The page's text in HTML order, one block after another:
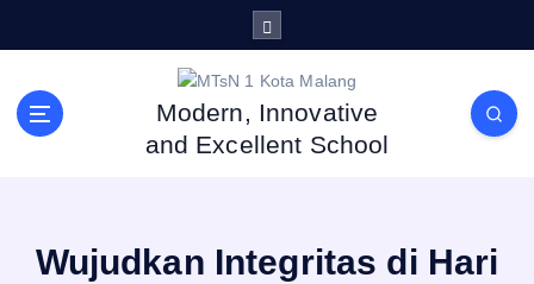
Modern, Innovative
and Excellent School
Wujudkan Integritas di Hari